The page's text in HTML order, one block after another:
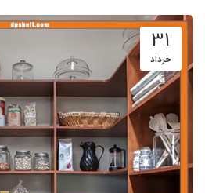
31
خرداد